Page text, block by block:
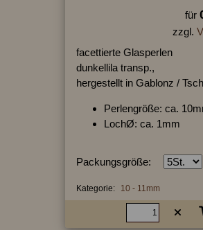
für
zzgl.
facettierte Glasperlen
dunkellila transp.,
hergestellt in Gablonz /
Perlengröße: ca.
LochØ: ca. 1mm
Packungsgröße:
Kategorie: 10 - 11mm